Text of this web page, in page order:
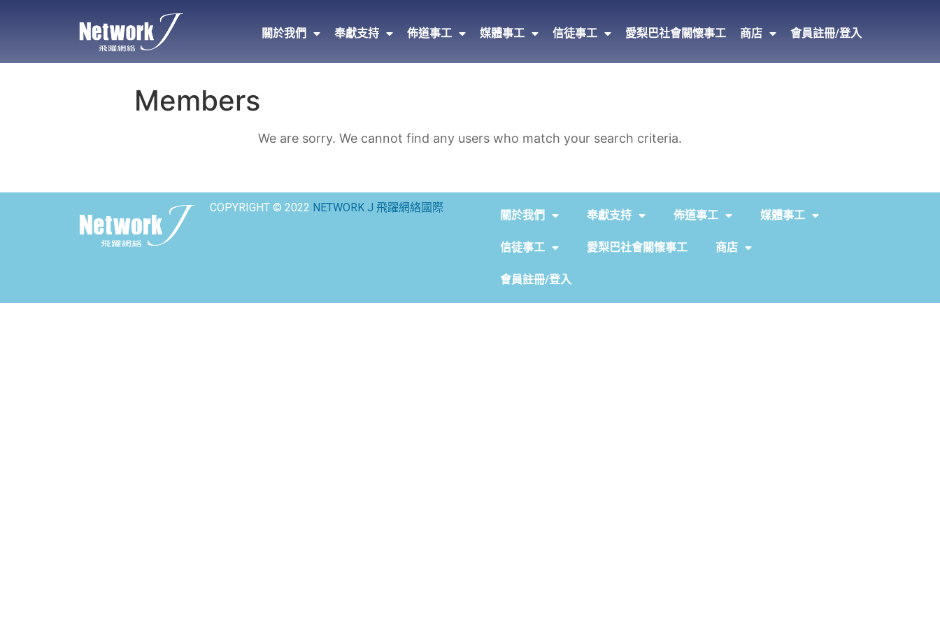
關於我們 奉獻支持 佈道事工 媒體事工 信徒事工 愛梨巴社會關懷事工 商店 會員註冊/登入
Members
We are sorry. We cannot find any users who match your search criteria.
COPYRIGHT © 2022 NETWORK J 飛躍網絡國際
關於我們 奉獻支持 佈道事工 媒體事工
信徒事工 愛梨巴社會關懷事工 商店
會員註冊/登入